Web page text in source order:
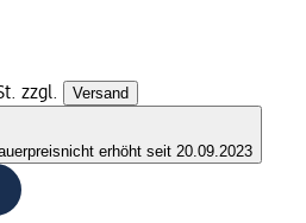
zzgl. Versand
nicht erhöht seit 20.09.2023